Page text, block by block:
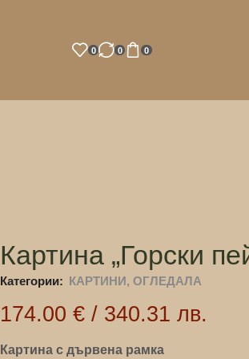
0 0 0
Картина „Горски
Категории: КАРТИНИ, ОГЛЕДАЛА
174.00 € / 340.31 лв.
Картина с дървена рамка